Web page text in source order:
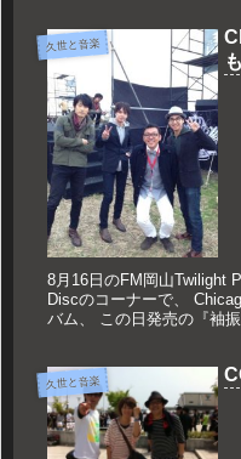
久世と音楽
8月16日のFM岡山Twilight
Discのコーナーで、
バム、 この日発売の『袖
久世と音楽